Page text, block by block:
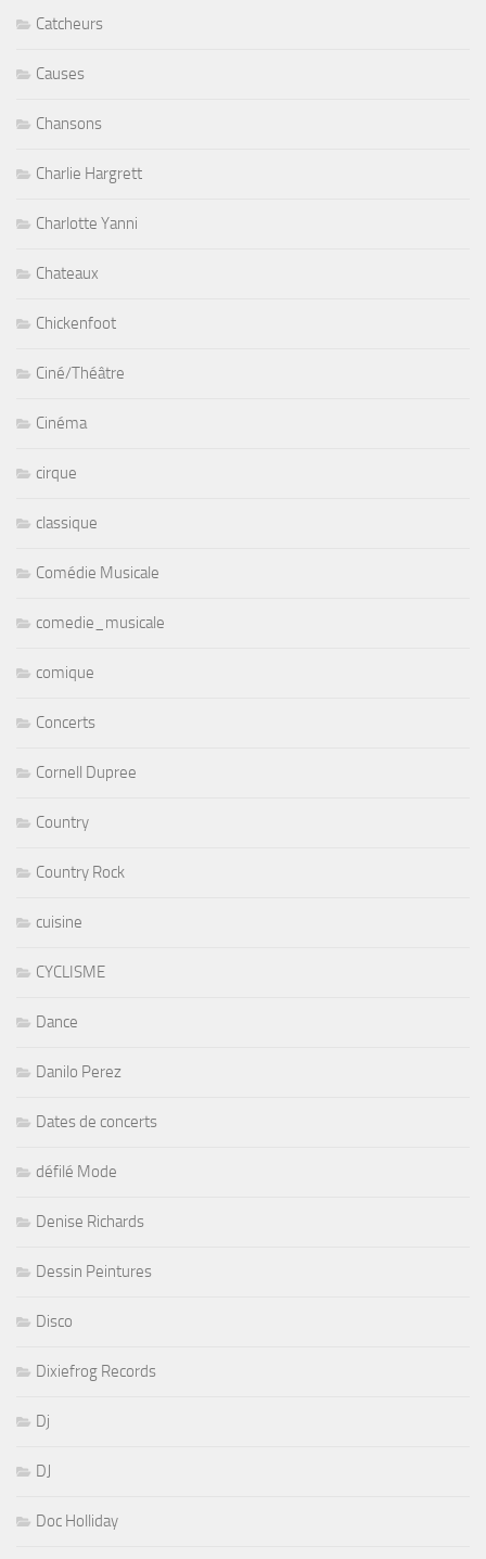
Catcheurs
Causes
Chansons
Charlie Hargrett
Charlotte Yanni
Chateaux
Chickenfoot
Ciné/Théâtre
Cinéma
cirque
classique
Comédie Musicale
comedie_musicale
comique
Concerts
Cornell Dupree
Country
Country Rock
cuisine
CYCLISME
Dance
Danilo Perez
Dates de concerts
défilé Mode
Denise Richards
Dessin Peintures
Disco
Dixiefrog Records
Dj
DJ
Doc Holliday